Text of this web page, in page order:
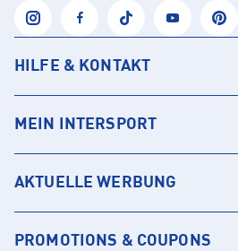
HILFE & KONTAKT
MEIN INTERSPORT
AKTUELLE WERBUNG
PROMOTIONS & COUPONS